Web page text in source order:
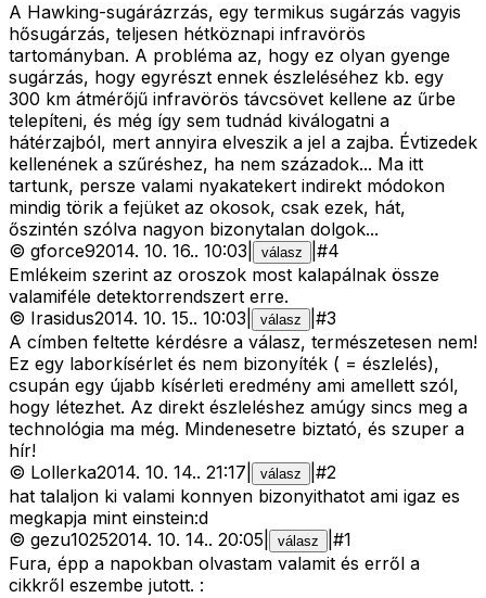
A Hawking-sugárázrzás, egy termikus sugárzás vagyis
hősugárzás, teljesen hétköznapi infravörös
tartományban. A probléma az, hogy ez olyan gyenge
sugárzás, hogy egyrészt ennek észleléséhez kb. egy
300 km átmérőjű infravörös távcsövet kellene az űrbe
telepíteni, és még így sem tudnád kiválogatni a
hátérzajból, mert annyira elveszik a jel a zajba. Évtizedek
kellenének a szűréshez, ha nem századok... Ma itt
tartunk, persze valami nyakatekert indirekt módokon
mindig törik a fejüket az okosok, csak ezek, hát,
őszintén szólva nagyon bizonytalan dolgok...
© gforce92014. 10. 16.. 10:03 válasz #4
Emlékeim szerint az oroszok most kalapálnak össze
valamiféle detektorrendszert erre.
© Irasidus2014. 10. 15.. 10:03 válasz #3
A címben feltette kérdésre a válasz, természetesen nem!
Ez egy laborkísérlet és nem bizonyíték ( = észlelés),
csupán egy újabb kísérleti eredmény ami amellett szól,
hogy létezhet. Az direkt észleléshez amúgy sincs meg a
technológia ma még. Mindenesetre biztató, és szuper a
hír!
© Lollerka2014. 10. 14.. 21:17 válasz #2
hat talaljon ki valami konnyen bizonyithatot ami igaz es
megkapja mint einstein:d
© gezu10252014. 10. 14.. 20:05 válasz #1
Fura, épp a napokban olvastam valamit és erről a
cikkről eszembe jutott. :